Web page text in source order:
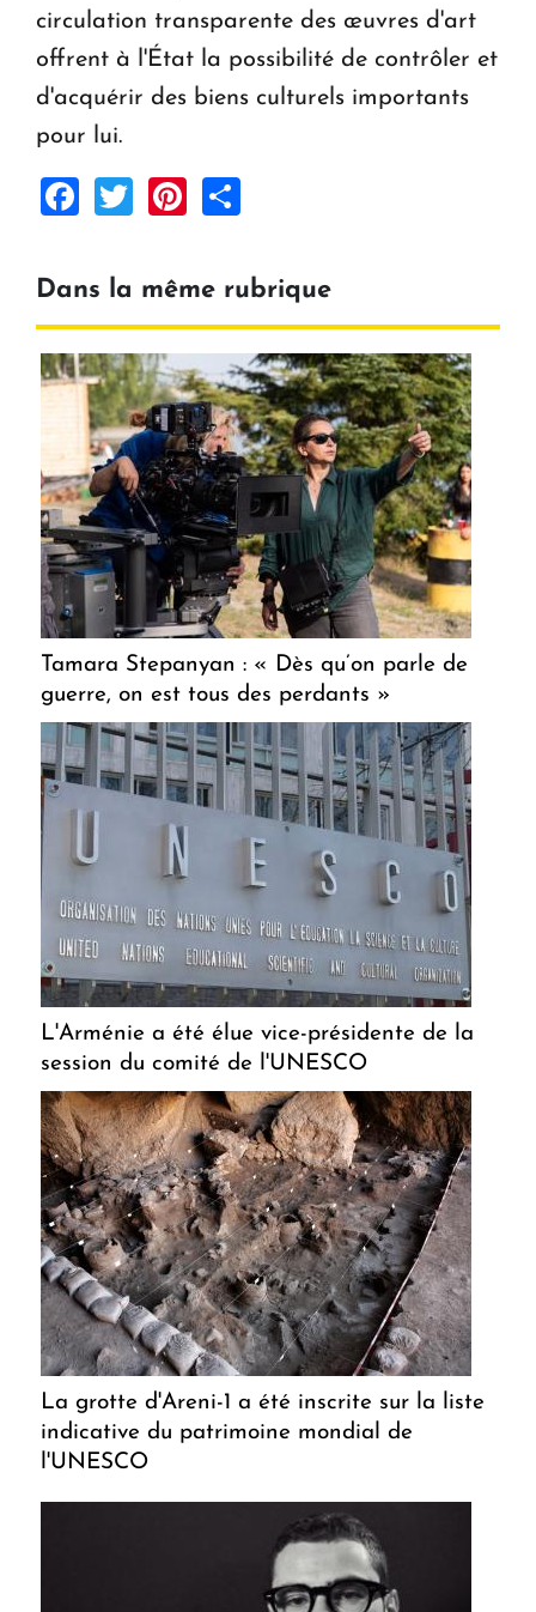
circulation transparente des œuvres d'art
offrent à l'État la possibilité de contrôler et
d'acquérir des biens culturels importants
pour lui.
Facebook
TwitterPinterest
Dans la même rubrique
Tamara Stepanyan : « Dès qu’on parle de
guerre, on est tous des perdants »
L'Arménie a été élue vice-présidente de la
session du comité de l'UNESCO
La grotte d'Areni-1 a été inscrite sur la liste
indicative du patrimoine mondial de
l'UNESCO